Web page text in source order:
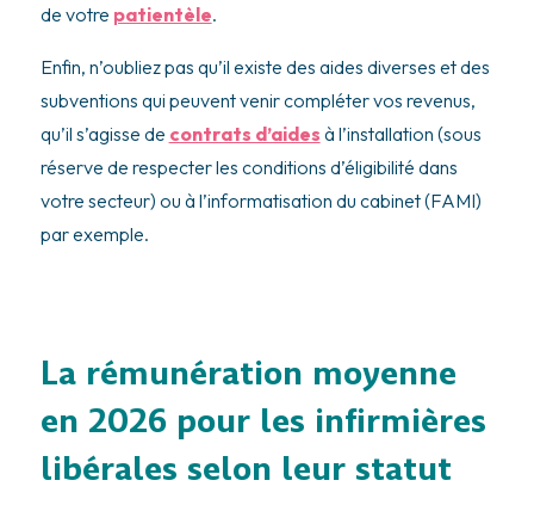
de votre patientèle.
Enfin, n’oubliez pas qu’il existe des aides diverses et des
subventions qui peuvent venir compléter vos revenus,
qu’il s’agisse de contrats d’aides à l’installation (sous
réserve de respecter les conditions d’éligibilité dans
votre secteur) ou à l’informatisation du cabinet (FAMI)
par exemple.
La rémunération moyenne
en 2026 pour les infirmières
libérales selon leur statut